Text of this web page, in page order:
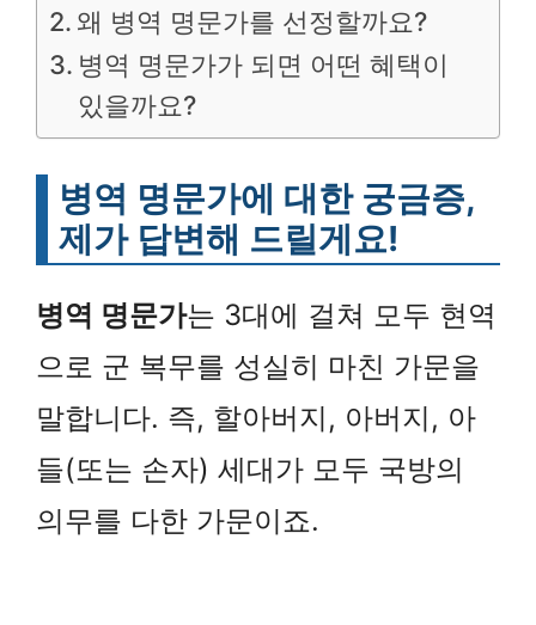
왜 병역 명문가를 선정할까요?
병역 명문가가 되면 어떤 혜택이
있을까요?
병역 명문가에 대한 궁금증,
제가 답변해 드릴게요!
병역 명문가는 3대에 걸쳐 모두 현역
으로 군 복무를 성실히 마친 가문을
말합니다. 즉, 할아버지, 아버지, 아
들(또는 손자) 세대가 모두 국방의
의무를 다한 가문이죠.